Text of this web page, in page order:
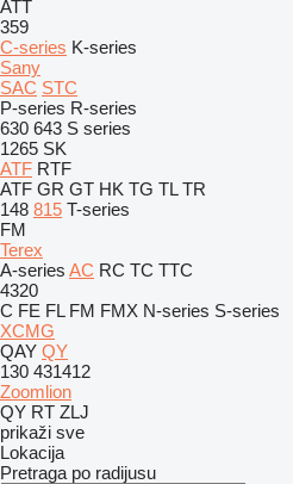
ATT
359
C-series K-series
Sany
SAC STC
P-series R-series
630 643 S series
1265 SK
ATF RTF
ATF GR GT HK TG TL TR
148 815 T-series
FM
Terex
A-series AC RC TC TTC
4320
C FE FL FM FMX N-series S-series
XCMG
QAY QY
130 431412
Zoomlion
QY RT ZLJ
prikaži sve
Lokacija
Pretraga po radijusu